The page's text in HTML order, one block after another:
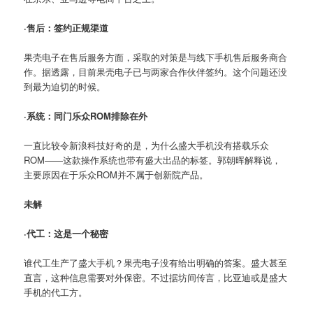
·售后：签约正规渠道
果壳电子在售后服务方面，采取的对策是与线下手机售后服务商合
作。据透露，目前果壳电子已与两家合作伙伴签约。这个问题还没
到最为迫切的时候。
·系统：同门乐众ROM排除在外
一直比较令新浪科技好奇的是，为什么盛大手机没有搭载乐众
ROM——这款操作系统也带有盛大出品的标签。郭朝晖解释说，
主要原因在于乐众ROM并不属于创新院产品。
未解
·代工：这是一个秘密
谁代工生产了盛大手机？果壳电子没有给出明确的答案。盛大甚至
直言，这种信息需要对外保密。不过据坊间传言，比亚迪或是盛大
手机的代工方。